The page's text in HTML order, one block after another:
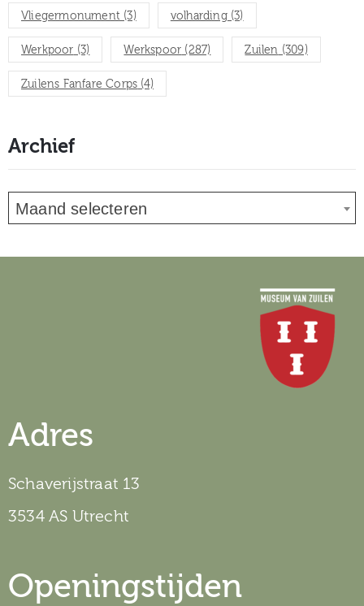
Vliegermonument (3) volharding(3)
Werkpoor (3) Werkspoor (287) Zuilen (309)
Zuilens Fanfare Corps (4)
Archief
Maand selecteren
Adres
Schaverijstraat 13
3534 AS Utrecht
Openingstijden